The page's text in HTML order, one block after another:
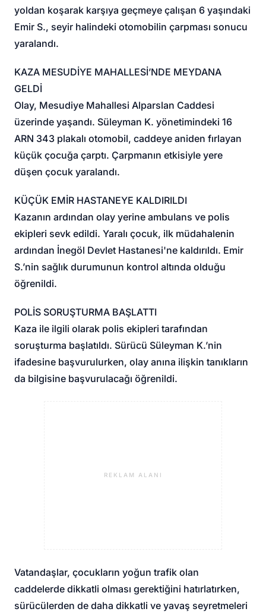
yoldan koşarak karşıya geçmeye çalışan 6 yaşındaki
Emir S., seyir halindeki otomobilin çarpması sonucu
yaralandı.
KAZA MESUDİYE MAHALLESİ’NDE MEYDANA
GELDİ
Olay, Mesudiye Mahallesi Alparslan Caddesi
üzerinde yaşandı. Süleyman K. yönetimindeki 16
ARN 343 plakalı otomobil, caddeye aniden fırlayan
küçük çocuğa çarptı. Çarpmanın etkisiyle yere
düşen çocuk yaralandı.
KÜÇÜK EMİR HASTANEYE KALDIRILDI
Kazanın ardından olay yerine ambulans ve polis
ekipleri sevk edildi. Yaralı çocuk, ilk müdahalenin
ardından İnegöl Devlet Hastanesi'ne kaldırıldı. Emir
S.’nin sağlık durumunun kontrol altında olduğu
öğrenildi.
POLİS SORUŞTURMA BAŞLATTI
Kaza ile ilgili olarak polis ekipleri tarafından
soruşturma başlatıldı. Sürücü Süleyman K.’nin
ifadesine başvurulurken, olay anına ilişkin tanıkların
da bilgisine başvurulacağı öğrenildi.
REKLAM ALANI
Vatandaşlar, çocukların yoğun trafik olan
caddelerde dikkatli olması gerektiğini hatırlatırken,
sürücülerden de daha dikkatli ve yavaş seyretmeleri